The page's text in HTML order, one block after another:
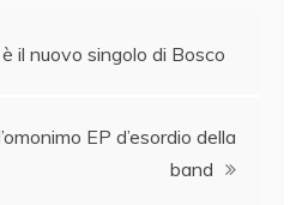
il nuovo singolo di Bosco
EP d’esordio della
band